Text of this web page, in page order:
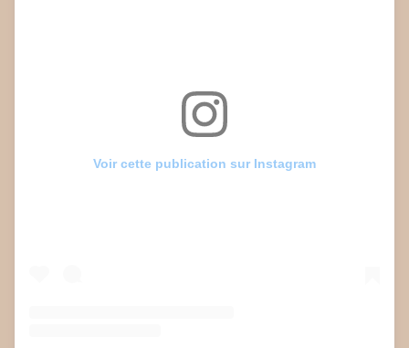
Voir cette publication sur Instagram